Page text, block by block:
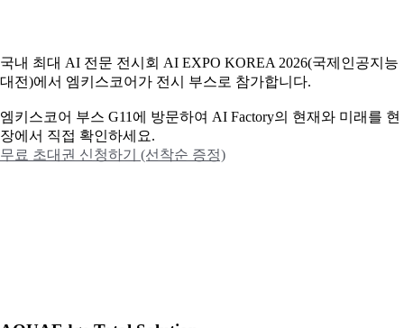
국내 최대 AI 전문 전시회 AI EXPO KOREA 2026(국제인공지능
대전)에서 엠키스코어가 전시 부스로 참가합니다.
엠키스코어 부스 G11에 방문하여 AI Factory의 현재와 미래를 현
장에서 직접 확인하세요.
무료 초대권 신청하기 (선착순 증정)